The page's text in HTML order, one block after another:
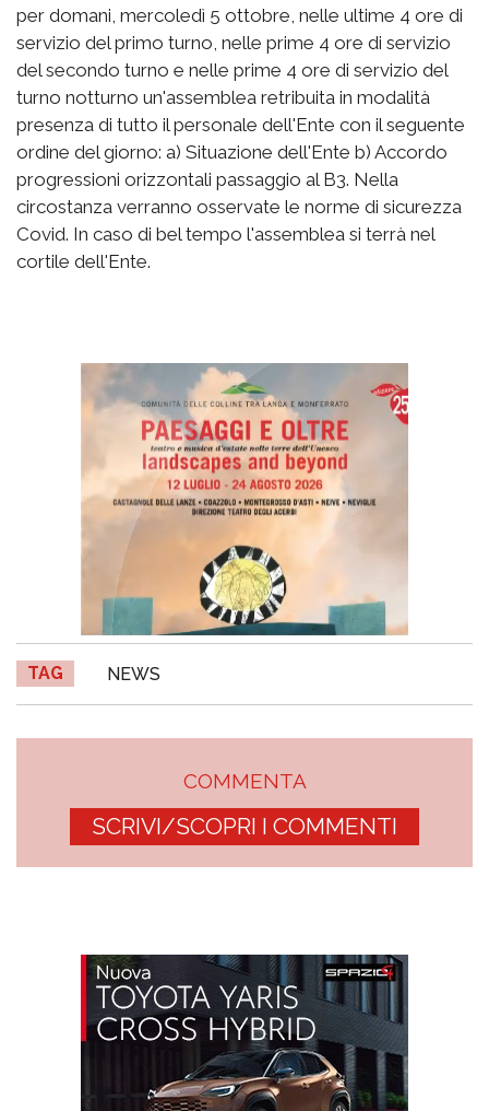
per domani, mercoledì 5 ottobre, nelle ultime 4 ore di
servizio del primo turno, nelle prime 4 ore di servizio
del secondo turno e nelle prime 4 ore di servizio del
turno notturno un'assemblea retribuita in modalità
presenza di tutto il personale dell'Ente con il seguente
ordine del giorno: a) Situazione dell'Ente b) Accordo
progressioni orizzontali passaggio al B3. Nella
circostanza verranno osservate le norme di sicurezza
Covid. In caso di bel tempo l'assemblea si terrà nel
cortile dell'Ente.
TAG NEWS
COMMENTA
SCRIVI/SCOPRI I COMMENTI